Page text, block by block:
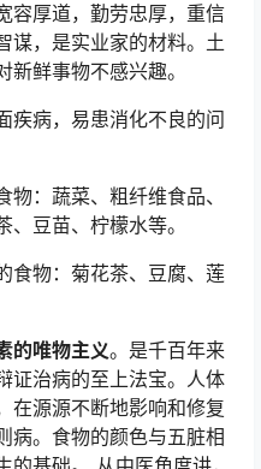
容厚道，勤劳忠厚，重信
谋，是实业家的材料。土
鲜事物不感兴趣。
疾病，易患消化不良的问
：蔬菜、粗纤维食品、
豆苗、柠檬水等。
食物：菊花茶、豆腐、莲
的唯物主义。是千百年来
证治病的至上法宝。人体
在源源不断地影响和修复
病。食物的颜色与五脏相